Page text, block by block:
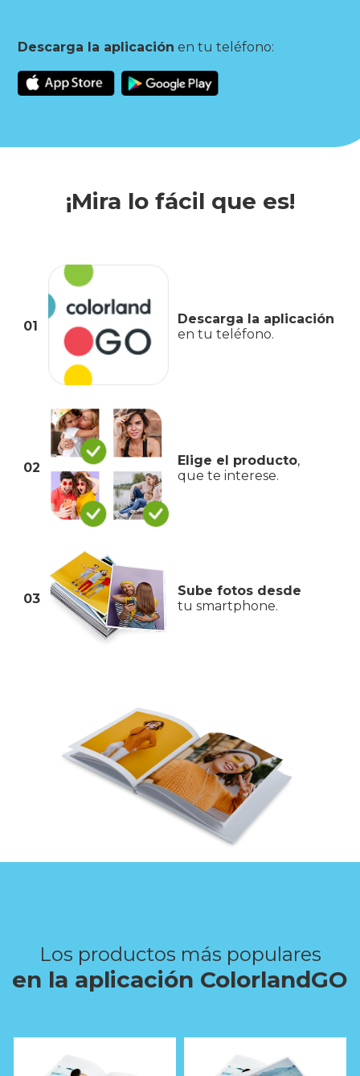
Descarga la aplicación en tu teléfono:
¡Mira lo fácil que es!
01
Descarga la aplicación
en tu teléfono.
02 Elige el producto,
que te interese.
03
Sube fotos desde
tu smartphone.
Los productos más populares
en la aplicación ColorlandGO